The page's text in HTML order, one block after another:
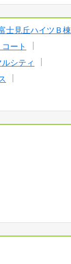
士見丘ハイツＢ棟
ート
シティ